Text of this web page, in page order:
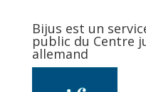
Bijus est un
public du Centre
allemand